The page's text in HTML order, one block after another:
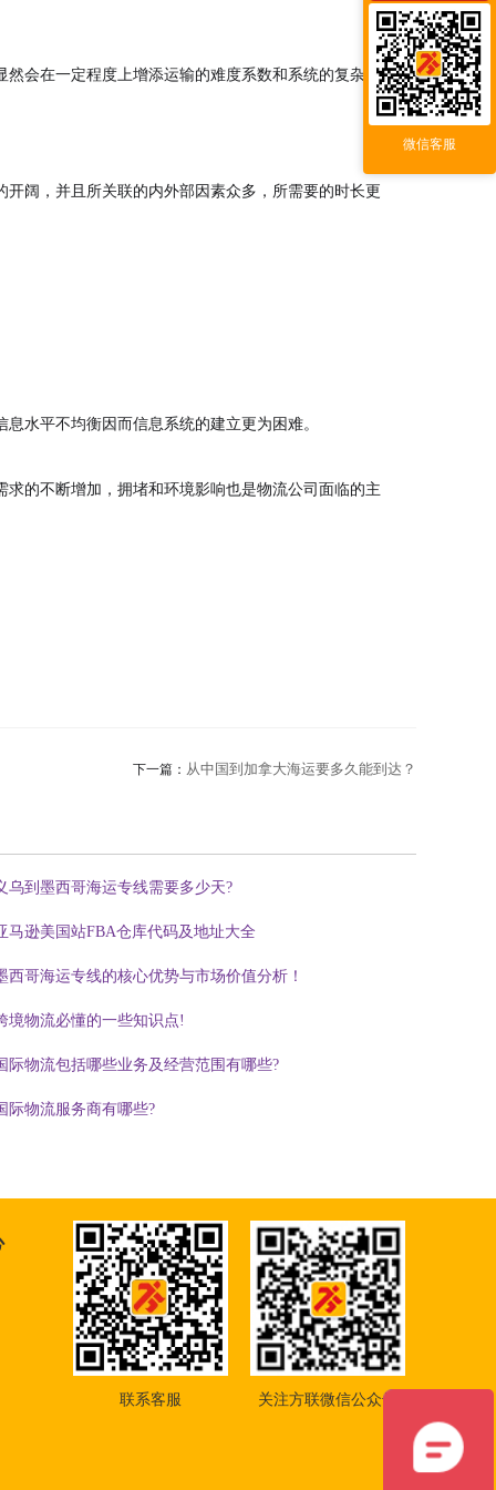
会在一定程度上增添运输的难度系数和系统的复杂
阔，并且所关联的内外部因素众多，所需要的时长更
水平不均衡因而信息系统的建立更为困难。
求的不断增加，拥堵和环境影响也是物流公司面临的主
下一篇： 从中国到加拿大海运要多久能到达？
乌到墨西哥海运专线需要多少天?
马逊美国站FBA仓库代码及地址大全
西哥海运专线的核心优势与市场价值分析！
境物流必懂的一些知识点!
际物流包括哪些业务及经营范围有哪些?
际物流服务商有哪些?
联系客服 关注方联微信公众号
微信客服